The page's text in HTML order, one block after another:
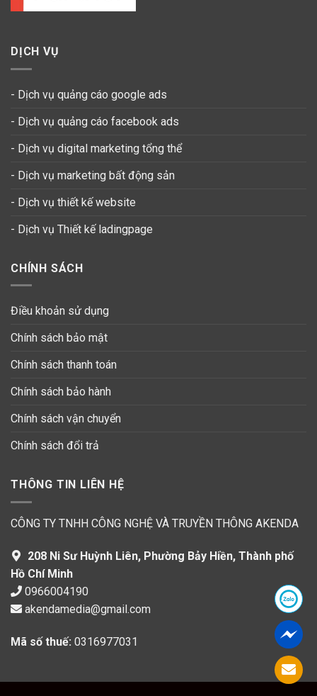
DỊCH VỤ
- Dịch vụ quảng cáo google ads
- Dịch vụ quảng cáo facebook ads
- Dịch vụ digital marketing tổng thể
- Dịch vụ marketing bất động sản
- Dịch vụ thiết kế website
- Dịch vụ Thiết kế ladingpage
CHÍNH SÁCH
Điều khoản sử dụng
Chính sách bảo mật
Chính sách thanh toán
Chính sách bảo hành
Chính sách vận chuyển
Chính sách đổi trả
THÔNG TIN LIÊN HỆ
CÔNG TY TNHH CÔNG NGHỆ VÀ TRUYỀN THÔNG AKENDA
208 Ni Sư Huỳnh Liên, Phường Bảy Hiền, Thành phố
Hồ Chí Minh
0966004190
akendamedia@gmail.com
Mã số thuế: 0316977031